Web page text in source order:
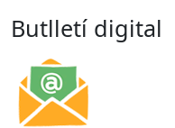
Butlletí digital